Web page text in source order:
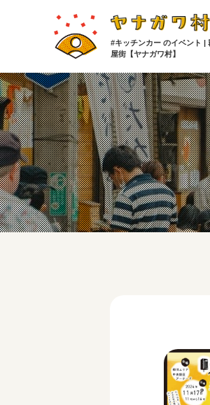
#キッチンカー のイベント |
屋街【ヤナガワ村】